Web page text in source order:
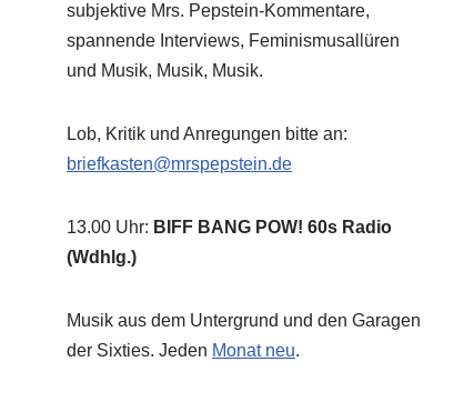
subjektive Mrs. Pepstein-Kommentare,
spannende Interviews, Feminismusallüren
und Musik, Musik, Musik.
Lob, Kritik und Anregungen bitte an:
briefkasten@mrspepstein.de
13.00 Uhr: BIFF BANG POW! 60s Radio
(Wdhlg.)
Musik aus dem Untergrund und den Garagen
der Sixties. Jeden Monat neu.